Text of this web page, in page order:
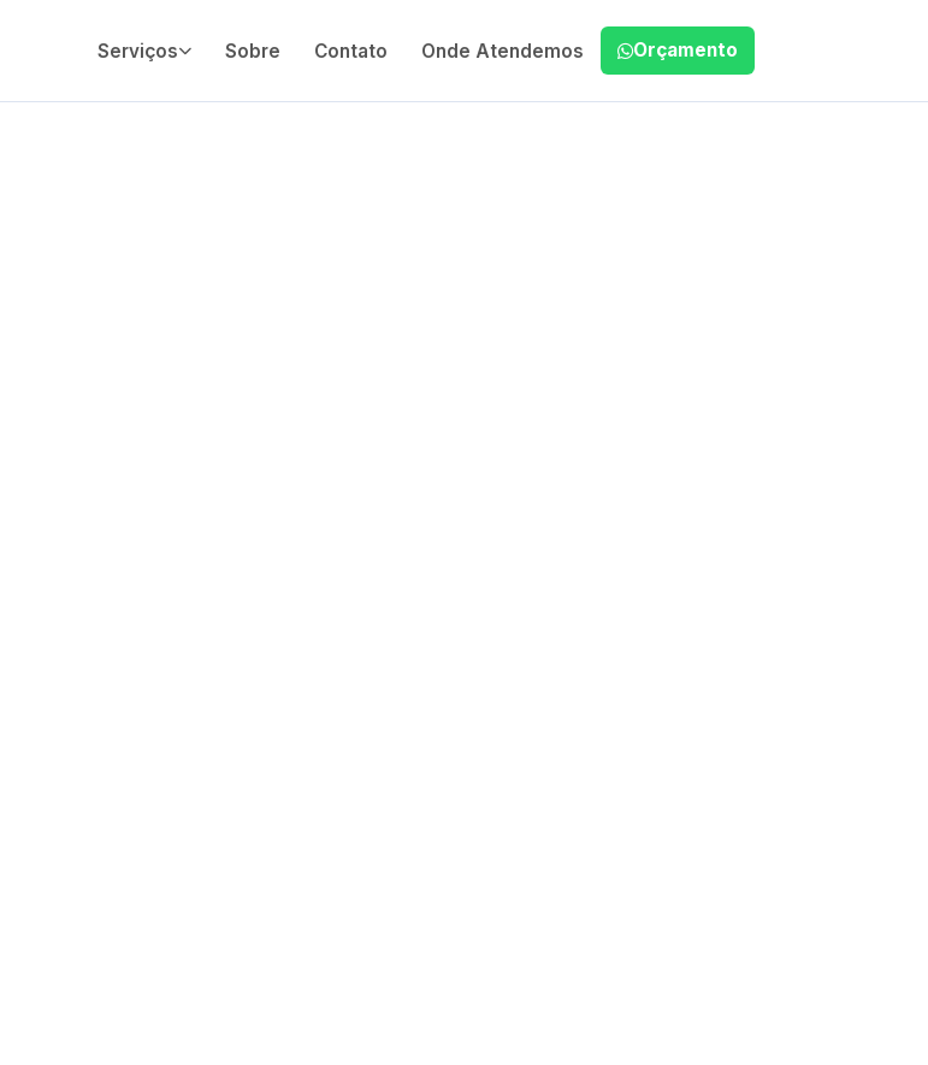
Serviços Sobre Contato Onde Atendemos Orçamento